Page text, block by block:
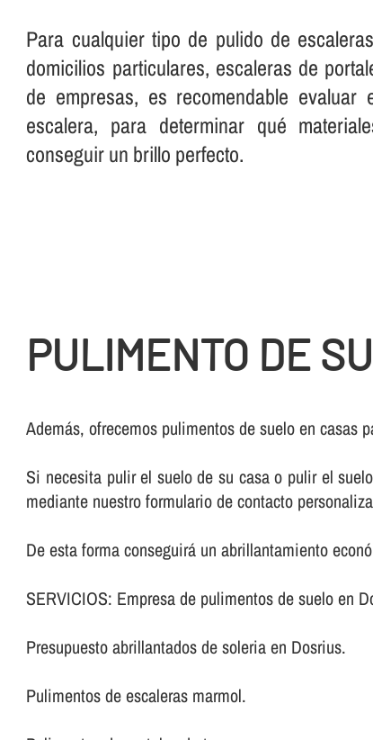
Para cualquier tipo de pulido de
domicilios particulares, escaleras de
de empresas, es recomendable
escalera, para determinar qué
conseguir un brillo perfecto.
PULIMENTO DE
Además, ofrecemos pulimentos de suelo en casas
Si necesita pulir el suelo de su casa o pulir el
mediante nuestro formulario de contacto
De esta forma conseguirá un abrillantamiento
SERVICIOS: Empresa de pulimentos de suelo en
Presupuesto abrillantados de soleria en Dosrius.
Pulimentos de escaleras marmol.